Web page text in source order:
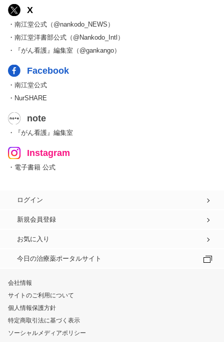
X
・南江堂公式（@nankodo_NEWS）
・南江堂洋書部公式（@Nankodo_Intl）
・『がん看護』編集室（@gankango）
Facebook
・南江堂公式
・NurSHARE
note
・『がん看護』編集室
Instagram
・電子書籍 公式
ログイン
新規会員登録
お気に入り
今日の治療薬ポータルサイト
会社情報
サイトのご利用について
個人情報保護方針
特定商取引法に基づく表示
ソーシャルメディアポリシー